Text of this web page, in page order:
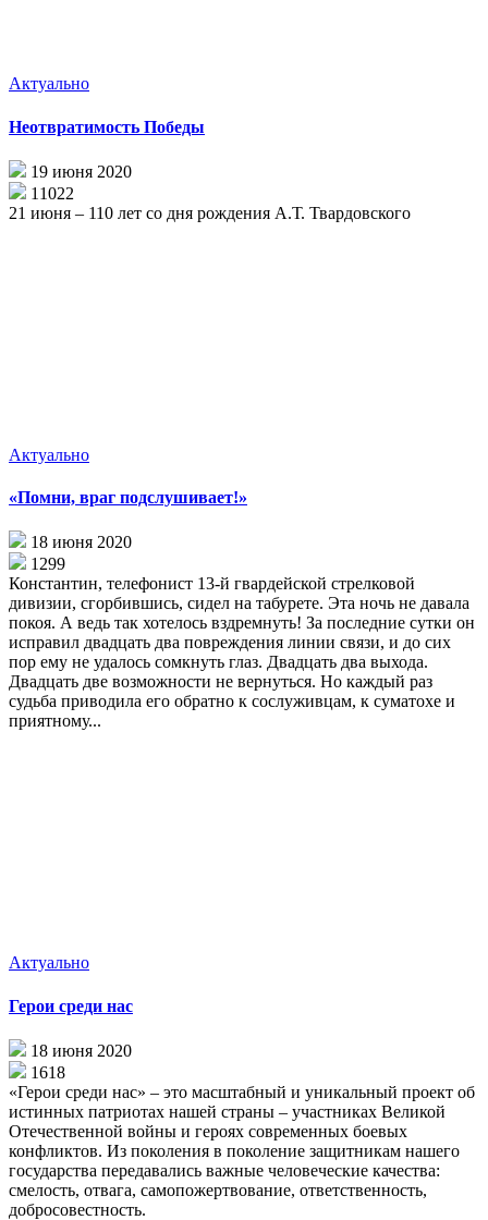
Актуально
Неотвратимость Победы
19 июня 2020
11022
21 июня – 110 лет со дня рождения А.Т. Твардовского
Актуально
«Помни, враг подслушивает!»
18 июня 2020
1299
Константин, телефонист 13-й гвардейской стрелковой
дивизии, сгорбившись, сидел на табурете. Эта ночь не давала
покоя. А ведь так хотелось вздремнуть! За последние сутки он
исправил двадцать два повреждения линии связи, и до сих
пор ему не удалось сомкнуть глаз. Двадцать два выхода.
Двадцать две возможности не вернуться. Но каждый раз
судьба приводила его обратно к сослуживцам, к суматохе и
приятному...
Актуально
Герои среди нас
18 июня 2020
1618
«Герои среди нас» – это масштабный и уникальный проект об
истинных патриотах нашей страны – участниках Великой
Отечественной войны и героях современных боевых
конфликтов. Из поколения в поколение защитникам нашего
государства передавались важные человеческие качества:
смелость, отвага, самопожертвование, ответственность,
добросовестность.